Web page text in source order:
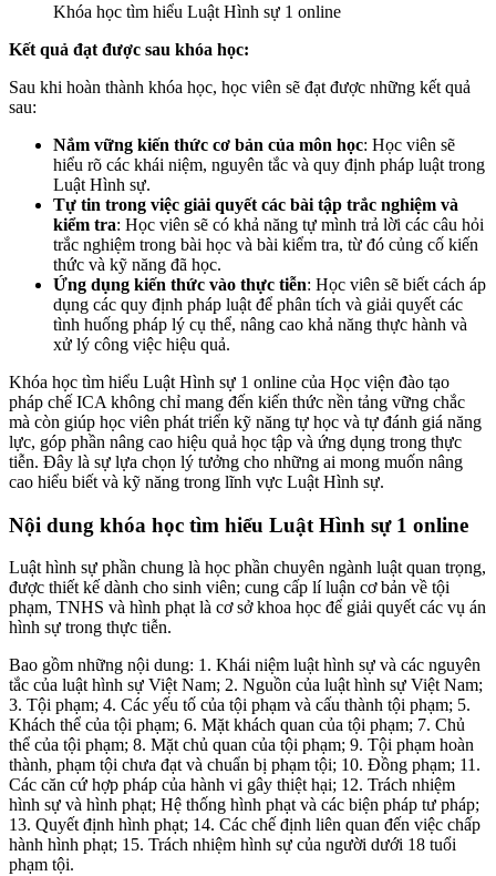
Khóa học tìm hiểu Luật Hình sự 1 online
Kết quả đạt được sau khóa học:
Sau khi hoàn thành khóa học, học viên sẽ đạt được những kết quả
sau:
Nắm vững kiến thức cơ bản của môn học: Học viên sẽ
hiểu rõ các khái niệm, nguyên tắc và quy định pháp luật trong
Luật Hình sự.
Tự tin trong việc giải quyết các bài tập trắc nghiệm và
kiểm tra: Học viên sẽ có khả năng tự mình trả lời các câu hỏi
trắc nghiệm trong bài học và bài kiểm tra, từ đó củng cố kiến
thức và kỹ năng đã học.
Ứng dụng kiến thức vào thực tiễn: Học viên sẽ biết cách áp
dụng các quy định pháp luật để phân tích và giải quyết các
tình huống pháp lý cụ thể, nâng cao khả năng thực hành và
xử lý công việc hiệu quả.
Khóa học tìm hiểu Luật Hình sự 1 online của Học viện đào tạo
pháp chế ICA không chỉ mang đến kiến thức nền tảng vững chắc
mà còn giúp học viên phát triển kỹ năng tự học và tự đánh giá năng
lực, góp phần nâng cao hiệu quả học tập và ứng dụng trong thực
tiễn. Đây là sự lựa chọn lý tưởng cho những ai mong muốn nâng
cao hiểu biết và kỹ năng trong lĩnh vực Luật Hình sự.
Nội dung khóa học tìm hiểu Luật Hình sự 1 online
Luật hình sự phần chung là học phần chuyên ngành luật quan trọng,
được thiết kế dành cho sinh viên; cung cấp lí luận cơ bản về tội
phạm, TNHS và hình phạt là cơ sở khoa học để giải quyết các vụ án
hình sự trong thực tiễn.
Bao gồm những nội dung: 1. Khái niệm luật hình sự và các nguyên
tắc của luật hình sự Việt Nam; 2. Nguồn của luật hình sự Việt Nam;
3. Tội phạm; 4. Các yếu tố của tội phạm và cấu thành tội phạm; 5.
Khách thể của tội phạm; 6. Mặt khách quan của tội phạm; 7. Chủ
thể của tội phạm; 8. Mặt chủ quan của tội phạm; 9. Tội phạm hoàn
thành, phạm tội chưa đạt và chuẩn bị phạm tội; 10. Đồng phạm; 11.
Các căn cứ hợp pháp của hành vi gây thiệt hại; 12. Trách nhiệm
hình sự và hình phạt; Hệ thống hình phạt và các biện pháp tư pháp;
13. Quyết định hình phạt; 14. Các chế định liên quan đến việc chấp
hành hình phạt; 15. Trách nhiệm hình sự của người dưới 18 tuổi
phạm tội.